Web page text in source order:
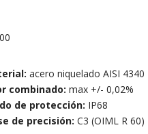
acero niquelado AISI 4340
combinado: max +/- 0,02%
de protección: IP68
de precisión: C3 (OIML R 60)